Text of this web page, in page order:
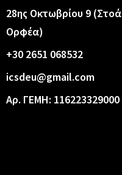
28ης Οκτωβρίου 9 (Στοά
Ορφέα)
+30 2651 068532
icsdeu@gmail.com
Αρ. ΓΕΜΗ: 116223329000